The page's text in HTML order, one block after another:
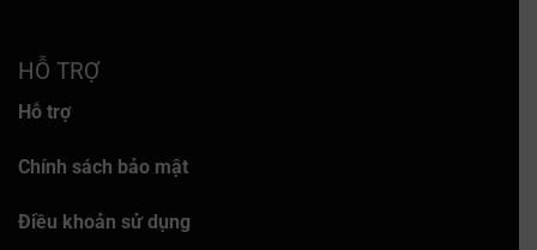
HỖ TRỢ
Hỗ trợ
Chính sách bảo mật
Điều khoản sử dụng